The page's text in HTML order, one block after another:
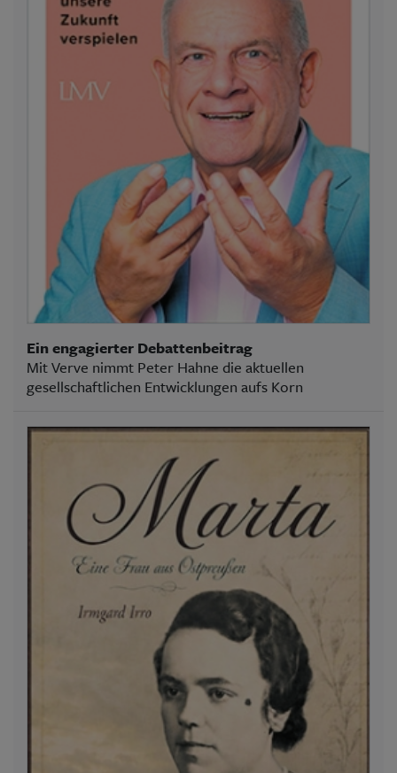
Ein engagierter Debattenbeitrag
Mit Verve nimmt Peter Hahne die aktuellen
gesellschaftlichen Entwicklungen aufs Korn